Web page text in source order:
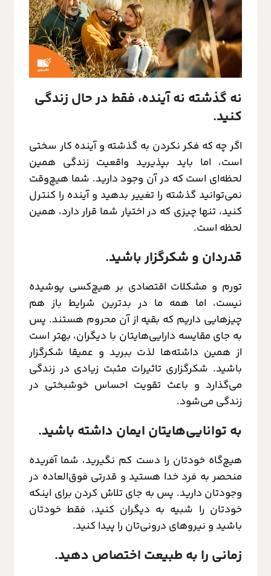
نه گذشته نه آینده، فقط در حال زندگی
کنید.
اگر چه که فکر نکردن به گذشته و آینده کار سختی
است، اما باید بپذیرید واقعیت زندگی همین
لحظه‌ای است که در آن وجود دارید. شما هیچ‌وقت
نمی‌توانید گذشته را تغییر بدهید و آینده را کنترل
کنید، تنها چیزی که در اختیار شما قرار دارد، همین
لحظه است.
قدردان و شکرگزار باشید.
تورم و مشکلات اقتصادی بر هیچ‌کسی پوشیده
نیست، اما همه ما در بدترین شرایط باز هم
چیزهایی داریم که بقیه از آن محروم هستند. پس
به جای مقایسه دارایی‌هایتان با دیگران، بهتر است
از همین داشته‌ها لذت ببرید و عمیقا شکرگزار
باشید. شکرگزاری تاثیرات مثبت زیادی در زندگی
می‌گذارد و باعث تقویت احساس خوشبختی در
زندگی می‌شود.
به توانایی‌هایتان ایمان داشته باشید.
هیچ‌گاه خودتان را دست کم نگیرید، شما آفریده
منحصر به فرد خدا هستید و قدرتی فوق‌العاده در
وجودتان دارید. پس به جای تلاش کردن برای اینکه
خودتان را شبیه به دیگران کنید، فقط خودتان
باشید و نیروهای درونی‌تان را پیدا کنید.
زمانی را به طبیعت اختصاص دهید.